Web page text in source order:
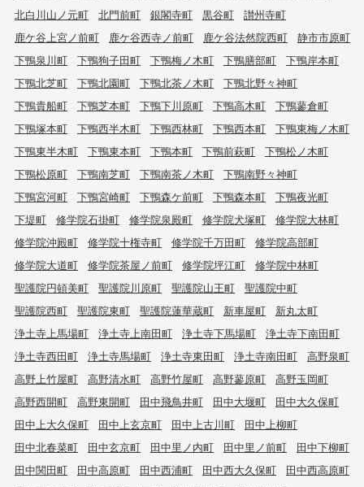
北白川山ノ元町
北門前町 銀閣寺町 黒谷町
讃州寺町
鹿ケ谷上宮ノ前町
鹿ケ谷西寺ノ前町 鹿ケ谷法然院西町
静市市原町
下鴨泉川町
下鴨狗子田町 下鴨梅ノ木町 下鴨膳部町
下鴨岸本町
下鴨北芝町
下鴨北園町 下鴨北茶ノ木町
下鴨北野々神町
下鴨貴船町
下鴨芝本町 下鴨下川原町 下鴨高木町
下鴨蓼倉町
下鴨塚本町
下鴨西半木町 下鴨西林町 下鴨西本町
下鴨東梅ノ木町
下鴨東半木町
下鴨東本町 下鴨本町 下鴨前萩町
下鴨松ノ木町
下鴨松原町
下鴨南芝町 下鴨南茶ノ木町
下鴨南野々神町
下鴨宮河町
下鴨宮崎町 下鴨森ケ前町 下鴨森本町
下鴨夜光町
下堤町
修学院石掛町 修学院泉殿町 修学院犬塚町
修学院大林町
修学院沖殿町
修学院十権寺町 修学院千万田町
修学院高部町
修学院大道町
修学院茶屋ノ前町 修学院坪江町
修学院中林町
聖護院円頓美町
聖護院川原町 聖護院山王町
聖護院中町
聖護院西町
聖護院東町 聖護院蓮華蔵町 新車屋町
新丸太町
浄土寺上馬場町
浄土寺上南田町 浄土寺下馬場町
浄土寺下南田町
浄土寺西田町
浄土寺馬場町 浄土寺東田町 浄土寺南田町
高野泉町
高野上竹屋町
高野清水町 高野竹屋町 高野蓼原町
高野玉岡町
高野西開町
高野東開町 田中飛鳥井町 田中大堰町
田中大久保町
田中上大久保町
田中上玄京町 田中上古川町
田中上柳町
田中北春菜町
田中玄京町 田中里ノ内町 田中里ノ前町
田中下柳町
田中関田町
田中高原町 田中西浦町 田中西大久保町
田中西高原町